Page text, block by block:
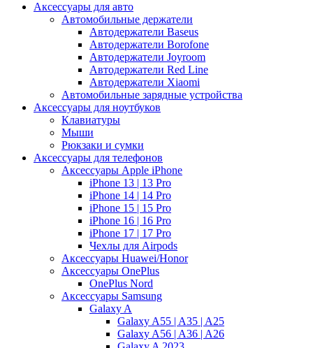
Аксессуары для авто
Автомобильные держатели
Автодержатели Baseus
Автодержатели Borofone
Автодержатели Joyroom
Автодержатели Red Line
Автодержатели Xiaomi
Автомобильные зарядные устройства
Аксессуары для ноутбуков
Клавиатуры
Мыши
Рюкзаки и сумки
Аксессуары для телефонов
Аксессуары Apple iPhone
iPhone 13 | 13 Pro
iPhone 14 | 14 Pro
iPhone 15 | 15 Pro
iPhone 16 | 16 Pro
iPhone 17 | 17 Pro
Чехлы для Airpods
Аксессуары Huawei/Honor
Аксессуары OnePlus
OnePlus Nord
Аксессуары Samsung
Galaxy A
Galaxy A55 | A35 | A25
Galaxy A56 | A36 | A26